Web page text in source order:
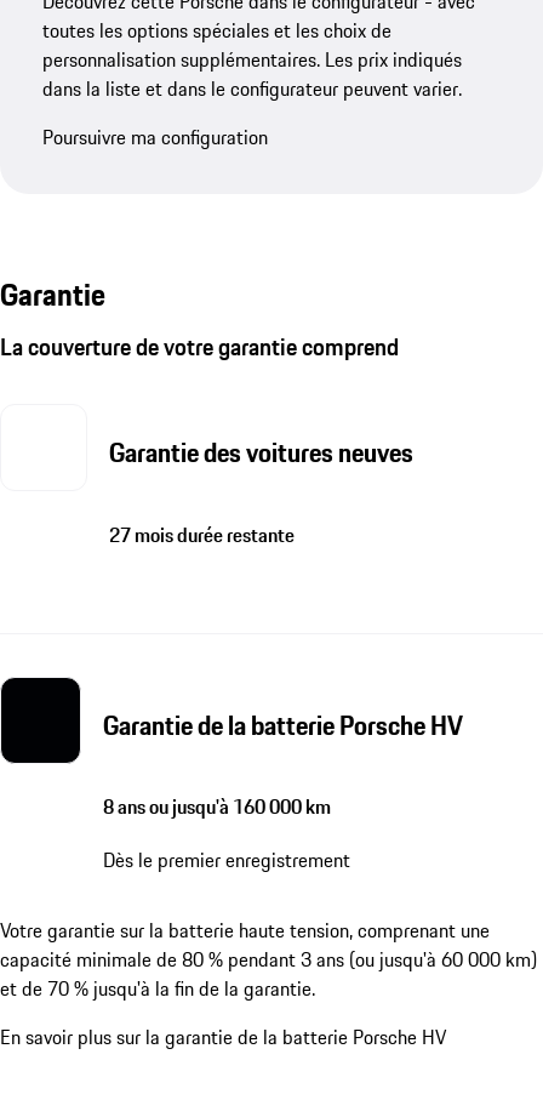
toutes les options spéciales et les choix de
personnalisation supplémentaires. Les prix indiqués
dans la liste et dans le configurateur peuvent varier.
Poursuivre ma configuration
Garantie
La couverture de votre garantie comprend
Garantie des voitures neuves
27 mois durée restante
Garantie de la batterie Porsche HV
8 ans ou jusqu'à 160 000 km
Dès le premier enregistrement
Votre garantie sur la batterie haute tension, comprenant une
capacité minimale de 80 % pendant 3 ans (ou jusqu'à 60 000 km)
et de 70 % jusqu'à la fin de la garantie.
En savoir plus sur la garantie de la batterie Porsche HV